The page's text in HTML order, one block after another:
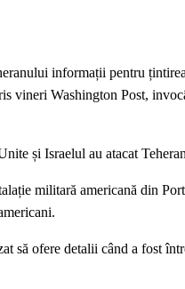
informații pentru
vineri Washington Post,
și Israelul au atacat
militară americană din
să ofere detalii când a fost